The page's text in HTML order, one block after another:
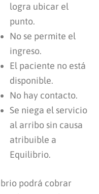
logra ubicar el
punto.
No se permite el
ingreso.
El paciente no está
disponible.
No hay contacto.
Se niega el servicio
al arribo sin causa
atribuible a
Equilibrio.
podrá cobrar